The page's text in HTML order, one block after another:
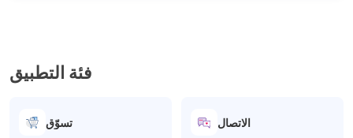
فئة التطبيق
تسوّق الاتصال